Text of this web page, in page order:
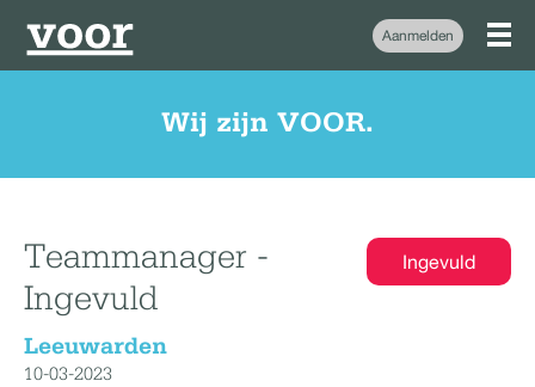
Aanmelden
Wij zijn VOOR.
Ingevuld
Teammanager -
Ingevuld
Leeuwarden
10-03-2023